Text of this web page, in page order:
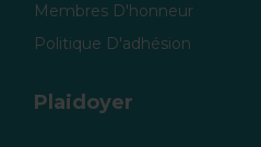
Membres D'honneur
Politique D'adhésion
Plaidoyer